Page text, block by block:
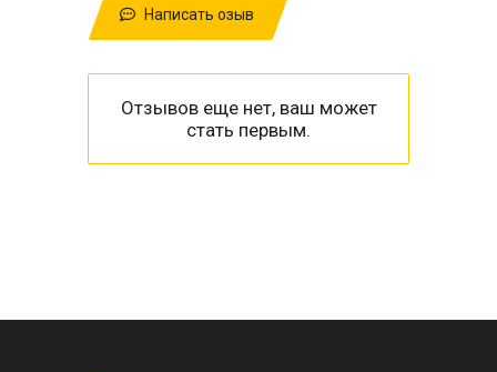
Написать озыв
Отзывов еще нет, ваш может
стать первым.